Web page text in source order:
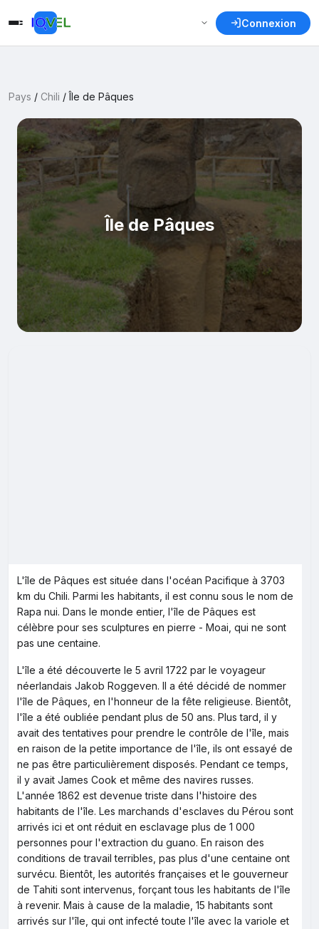
Connexion
Pays / Chili /Île de Pâques
Île de Pâques
L'île de Pâques est située dans l'océan Pacifique à 3703
km du Chili. Parmi les habitants, il est connu sous le nom de
Rapa nui. Dans le monde entier, l'île de Pâques est
célèbre pour ses sculptures en pierre - Moai, qui ne sont
pas une centaine.
L'île a été découverte le 5 avril 1722 par le voyageur
néerlandais Jakob Roggeven. Il a été décidé de nommer
l'île de Pâques, en l'honneur de la fête religieuse. Bientôt,
l'île a été oubliée pendant plus de 50 ans. Plus tard, il y
avait des tentatives pour prendre le contrôle de l'île, mais
en raison de la petite importance de l'île, ils ont essayé de
ne pas être particulièrement disposés. Pendant ce temps,
il y avait James Cook et même des navires russes.
L'année 1862 est devenue triste dans l'histoire des
habitants de l'île. Les marchands d'esclaves du Pérou sont
arrivés ici et ont réduit en esclavage plus de 1 000
personnes pour l'extraction du guano. En raison des
conditions de travail terribles, pas plus d'une centaine ont
survécu. Bientôt, les autorités françaises et le gouverneur
de Tahiti sont intervenus, forçant tous les habitants de l'île
à revenir. Mais à cause de la maladie, 15 habitants sont
arrivés sur l'île, qui ont infecté toute l'île avec la variole et